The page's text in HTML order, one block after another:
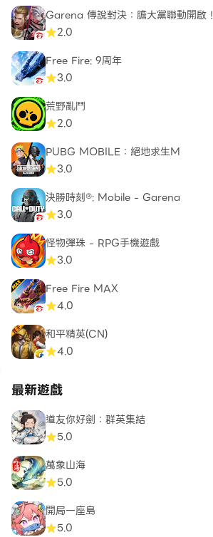
Garena 傳說對決：膽大黨聯動開啟！
2.0
Free Fire: 9周年
3.0
荒野亂鬥
2.0
PUBG MOBILE：絕地求生M
3.0
決勝時刻®: Mobile - Garena
3.0
怪物彈珠 - RPG手機遊戲
3.0
Free Fire MAX
4.0
和平精英(CN)
4.0
最新遊戲
道友你好劍：群英集結
5.0
萬象山海
5.0
開局一座島
5.0